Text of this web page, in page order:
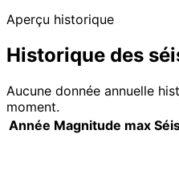
Aperçu historique
Historique des
Aucune donnée annuelle
moment.
Année Magnitude max